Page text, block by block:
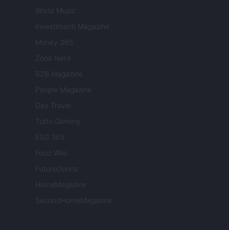
World Music
Investimenti Magazine
Money 365
Zona Nerd
B2B Magazine
People Magazine
Day Travel
Tutto Gaming
ESG 365
Food Wiki
FuturoDonna
HomeMagazine
SecondHomeMagazine